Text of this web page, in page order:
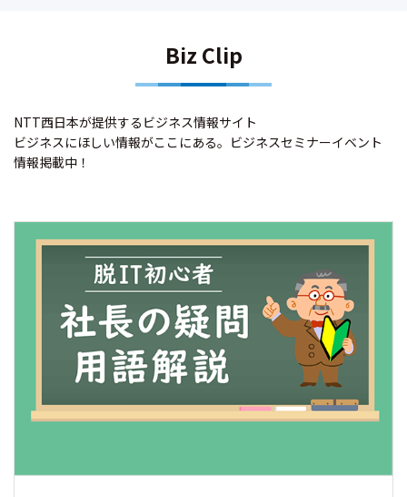
Biz Clip
NTT西日本が提供するビジネス情報サイト
ビジネスにほしい情報がここにある。ビジネスセミナーイベント
情報掲載中！